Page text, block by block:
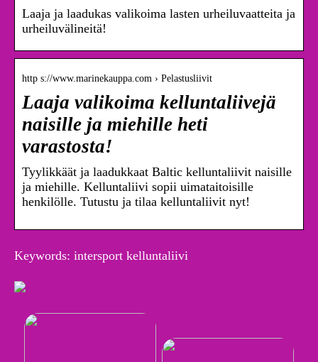
Laaja ja laadukas valikoima lasten urheiluvaatteita ja
urheiluvälineitä!
http s://www.marinekauppa.com › Pelastusliivit
Laaja valikoima kelluntaliivejä
naisille ja miehille heti
varastosta!
Tyylikkäät ja laadukkaat Baltic kelluntaliivit naisille
ja miehille. Kelluntaliivi sopii uimataitoisille
henkilölle. Tutustu ja tilaa kelluntaliivit nyt!
Keywords: intersport kelluntaliivi